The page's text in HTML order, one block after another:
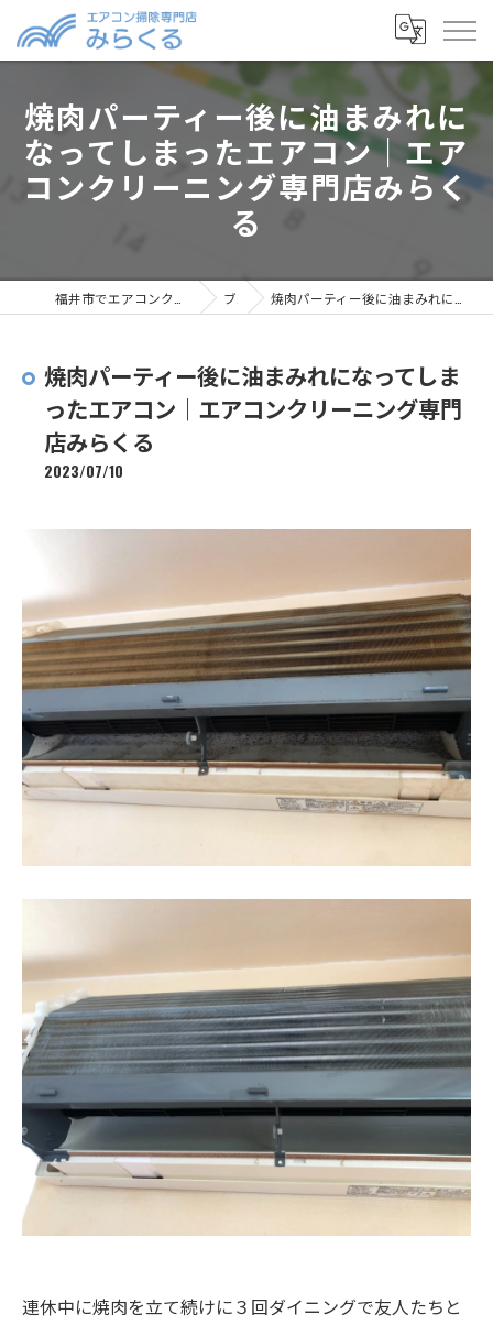
焼肉パーティー後に油まみれに
なってしまったエアコン｜エア
コンクリーニング専門店みらく
る
ブログ 焼肉パーティー後に油まみれになってしまったエアコン｜エアコンクリーニング専門店みらくる
焼肉パーティー後に油まみれになってしま
ったエアコン｜エアコンクリーニング専門
店みらくる
2023/07/10
連休中に焼肉を立て続けに３回ダイニングで友人たちと